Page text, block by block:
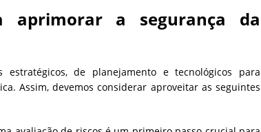
aprimorar a segurança da
de planejamento e tecnológicos para
Assim, devemos considerar aproveitar as seguintes